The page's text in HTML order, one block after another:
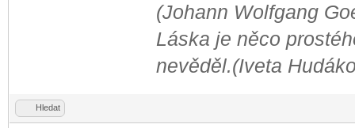
(Johann Wolfgang
Láska je něco
nevěděl.(Iveta
Hledat